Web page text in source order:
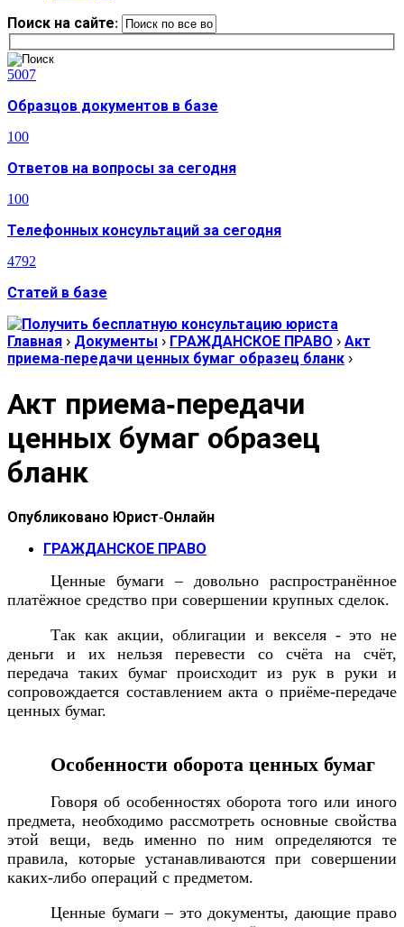
Поиск на сайте:
5007
Образцов документов в базе
100
Ответов на вопросы за сегодня
100
Телефонных консультаций за сегодня
4792
Статей в базе
Главная › Документы › ГРАЖДАНСКОЕ ПРАВО › Акт
приема-передачи ценных бумаг образец бланк ›
Акт приема-передачи
ценных бумаг образец
бланк
Опубликовано Юрист-Онлайн
ГРАЖДАНСКОЕ ПРАВО
Ценные бумаги – довольно распространённое
платёжное средство при совершении крупных сделок.
Так как акции, облигации и векселя - это не
деньги и их нельзя перевести со счёта на счёт,
передача таких бумаг происходит из рук в руки и
сопровождается составлением акта о приёме-передаче
ценных бумаг.
Особенности оборота ценных бумаг
Говоря об особенностях оборота того или иного
предмета, необходимо рассмотреть основные свойства
этой вещи, ведь именно по ним определяются те
правила, которые устанавливаются при совершении
каких-либо операций с предметом.
Ценные бумаги – это документы, дающие право